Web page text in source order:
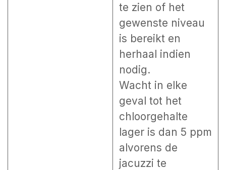
te zien of het
gewenste niveau
is bereikt en
herhaal indien
nodig.
Wacht in elke
geval tot het
chloorgehalte
lager is dan 5 ppm
alvorens de
jacuzzi te